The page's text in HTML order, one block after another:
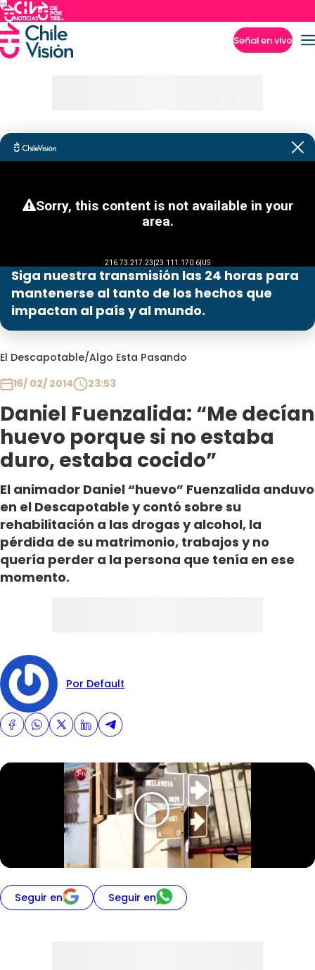
Señal en vivo
Siga nuestra transmisión las 24 horas para
mantenerse al tanto de los hechos que
impactan al país y al mundo.
El Descapotable/Algo Esta Pasando
16/ 02/ 2014
23:53
Daniel Fuenzalida: “Me decían
huevo porque si no estaba
duro, estaba cocido”
El animador Daniel “huevo” Fuenzalida anduvo
en el Descapotable y contó sobre su
rehabilitación a las drogas y alcohol, la
pérdida de su matrimonio, trabajos y no
quería perder a la persona que tenía en ese
momento.
Por Default
Seguir en Seguir en
Programas
Club De La Comedia
Contigo en Directo
Plan Perfecto
El Tiempo
Sabingo
Todos Los Programas